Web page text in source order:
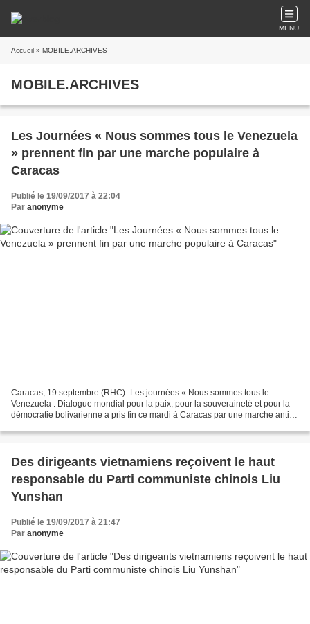
MENU
Accueil » MOBILE.ARCHIVES
MOBILE.ARCHIVES
Les Journées « Nous sommes tous le Venezuela
» prennent fin par une marche populaire à
Caracas
Publié le 19/09/2017 à 22:04
Par anonyme
Caracas, 19 septembre (RHC)- Les journées « Nous sommes tous le
Venezuela : Dialogue mondial pour la paix, pour la souveraineté et pour la
démocratie bolivarienne a pris fin ce mardi à Caracas par une marche anti-
Des dirigeants vietnamiens reçoivent le haut
responsable du Parti communiste chinois Liu
Yunshan
Publié le 19/09/2017 à 21:47
Par anonyme